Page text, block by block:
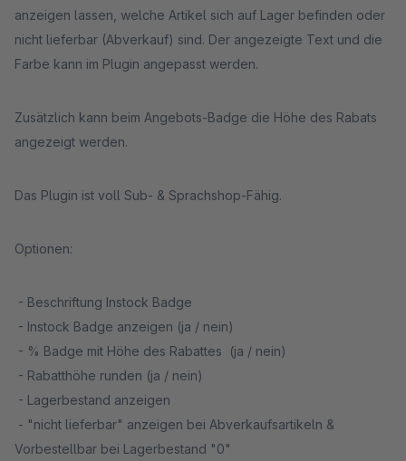
anzeigen lassen, welche Artikel sich auf Lager befinden oder
nicht lieferbar (Abverkauf) sind. Der angezeigte Text und die
Farbe kann im Plugin angepasst werden.
Zusätzlich kann beim Angebots-Badge die Höhe des Rabats
angezeigt werden.
Das Plugin ist voll Sub- & Sprachshop-Fähig.
Optionen:
- Beschriftung Instock Badge
- Instock Badge anzeigen (ja / nein)
- % Badge mit Höhe des Rabattes (ja / nein)
- Rabatthöhe runden (ja / nein)
- Lagerbestand anzeigen
- "nicht lieferbar" anzeigen bei Abverkaufsartikeln &
Vorbestellbar bei Lagerbestand "0"